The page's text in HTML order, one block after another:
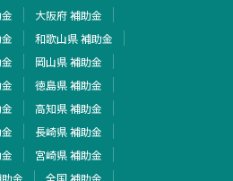
大阪府 補助金
和歌山県 補助金
岡山県 補助金
徳島県 補助金
高知県 補助金
長崎県 補助金
宮崎県 補助金
金
全国 補助金